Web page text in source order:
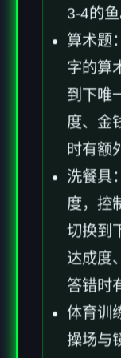
3-4的鱼
算术题
字的算
到下唯
度、金
时有额
洗餐具
度，控
切换到
达成度
答错时
体育训
操场与